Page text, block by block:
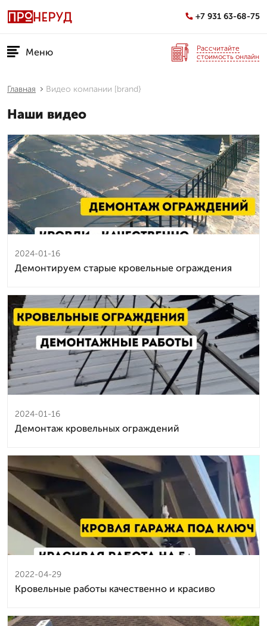
+7 931 63-68-75
Меню
Рассчитайте
стоимость онлайн
Главная Видео компании [brand}
Наши видео
2024-01-16
Демонтируем старые кровельные ограждения
2024-01-16
Демонтаж кровельных ограждений
2022-04-29
Кровельные работы качественно и красиво